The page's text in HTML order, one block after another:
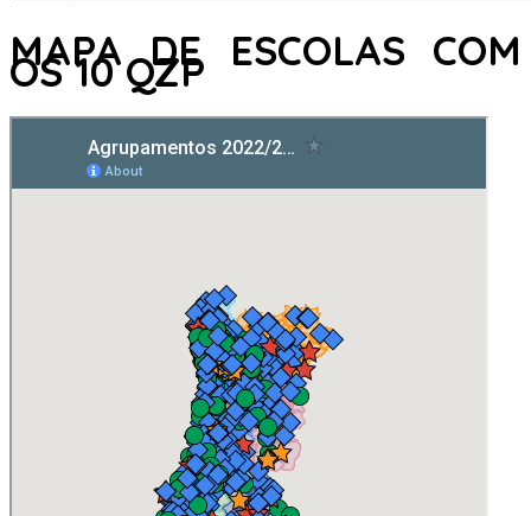
MAPA DE ESCOLAS COM
OS 10 QZP